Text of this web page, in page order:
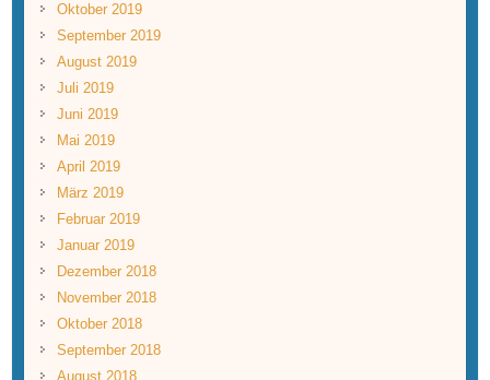
Oktober 2019
September 2019
August 2019
Juli 2019
Juni 2019
Mai 2019
April 2019
März 2019
Februar 2019
Januar 2019
Dezember 2018
November 2018
Oktober 2018
September 2018
August 2018